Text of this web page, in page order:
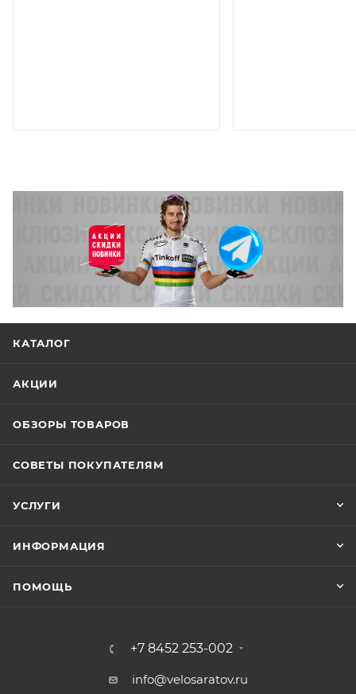
КАТАЛОГ
АКЦИИ
ОБЗОРЫ ТОВАРОВ
СОВЕТЫ ПОКУПАТЕЛЯМ
УСЛУГИ
ИНФОРМАЦИЯ
ПОМОЩЬ
+7 8452 253-002
info@velosaratov.ru